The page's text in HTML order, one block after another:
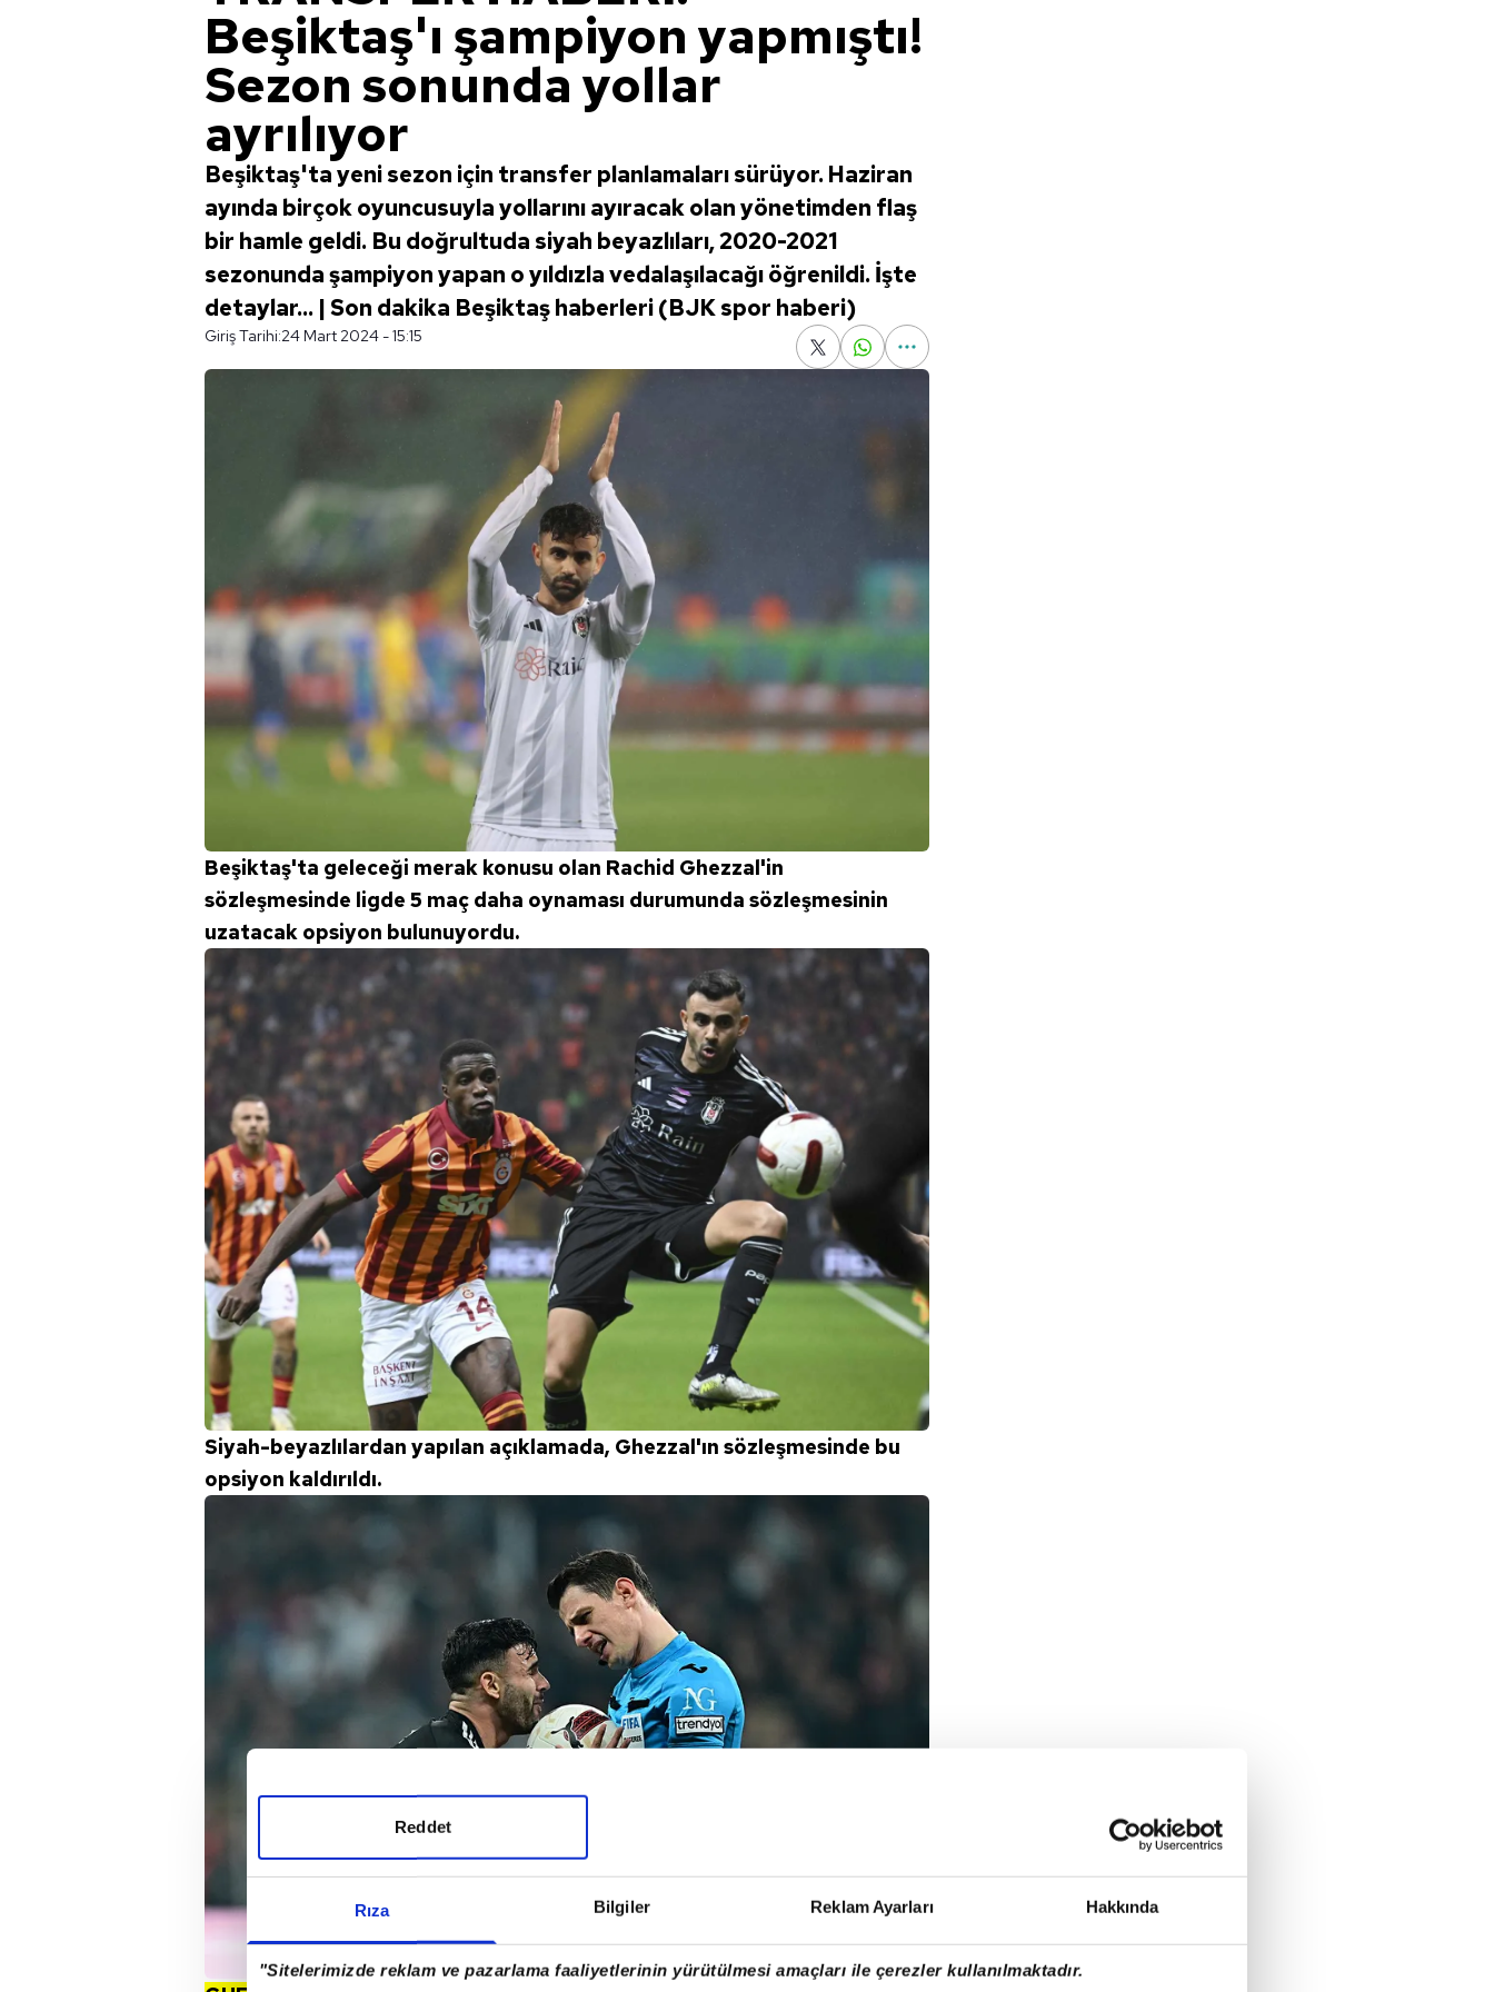
Rıza Bilgiler Reklam Ayarları Hakkında
"Sitelerimizde reklam ve pazarlama faaliyetlerinin yürütülmesi amaçları ile çerezler kullanılmaktadır.
Reddet
Beşiktaş'ı şampiyon yapmıştı!
Sezon sonunda yollar
ayrılıyor
Beşiktaş'ta yeni sezon için transfer planlamaları sürüyor. Haziran
ayında birçok oyuncusuyla yollarını ayıracak olan yönetimden flaş
bir hamle geldi. Bu doğrultuda siyah beyazlıları, 2020-2021
sezonunda şampiyon yapan o yıldızla vedalaşılacağı öğrenildi. İşte
detaylar... | Son dakika Beşiktaş haberleri (BJK spor haberi)
Giriş Tarihi:24 Mart 2024 - 15:15
Beşiktaş'ta geleceği merak konusu olan Rachid Ghezzal'in
sözleşmesinde ligde 5 maç daha oynaması durumunda sözleşmesinin
uzatacak opsiyon bulunuyordu.
Siyah-beyazlılardan yapılan açıklamada, Ghezzal'ın sözleşmesinde bu
opsiyon kaldırıldı.